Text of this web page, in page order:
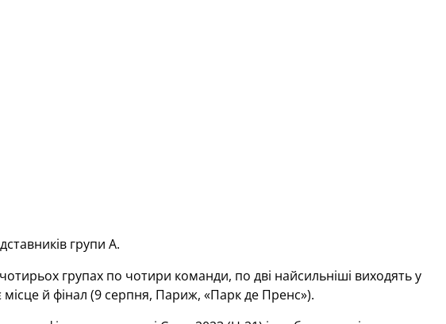
групи А.
групах по чотири команди, по дві найсильніші виходять у
й фінал (9 серпня, Париж, «Парк де Пренс»).